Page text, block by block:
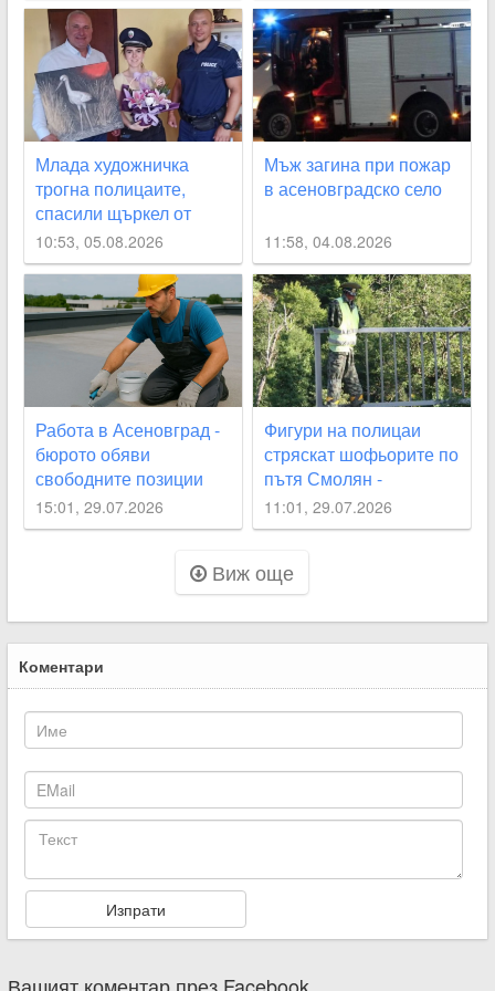
СНИМКИ
Млада художничка
трогна полицаите,
спасили щъркел от
огнения ад край
Асеновград
10:53, 05.08.2026
Мъж загина при пожар
в асеновградско село
11:58, 04.08.2026
Работа в Асеновград -
бюрото обяви
свободните позиции
15:01, 29.07.2026
Фигури на полицаи
стряскат шофьорите по
пътя Смолян -
Асеновград
11:01, 29.07.2026
Виж още
Коментари